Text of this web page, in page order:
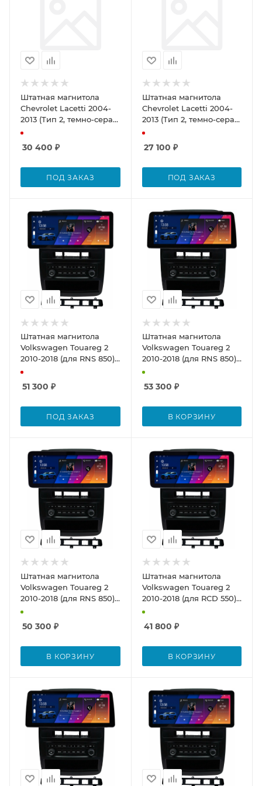
Штатная магнитола
Chevrolet Lacetti 2004-
2013 (Тип 2, темно-серая,
седан с климат-
Line 2K 4181-10-2266 на
DSP, QLed)
30 400 ₽
ПОД ЗАКАЗ
Штатная магнитола
Chevrolet Lacetti 2004-
2013 (Тип 2, темно-серая,
седан с климат-
Line 4165-10-2266 на
DSP, QLed)
27 100 ₽
ПОД ЗАКАЗ
Штатная магнитола
Volkswagen Touareg 2
2010-2018 (для RNS 850)
12.3 дюйма Canbox H-
Line 7816-0219 на
Android 10 (4G-SIM, 4/32,
51 300 ₽
ПОД ЗАКАЗ
Штатная магнитола
Volkswagen Touareg 2
2010-2018 (для RNS 850)
12.3 дюйма Canbox H-
Line 7813-0219 на
Android 10 (4G-SIM, 4/32,
53 300 ₽
В КОРЗИНУ
Штатная магнитола
Volkswagen Touareg 2
2010-2018 (для RNS 850)
12.3 дюйма Canbox H-
Android 10 (4G-SIM, 4/32,
50 300 ₽
В КОРЗИНУ
Штатная магнитола
Volkswagen Touareg 2
2010-2018 (для RCD 550)
12.3 дюйма Canbox H-
Android 10 (4G-SIM, 4/32,
41 800 ₽
В КОРЗИНУ